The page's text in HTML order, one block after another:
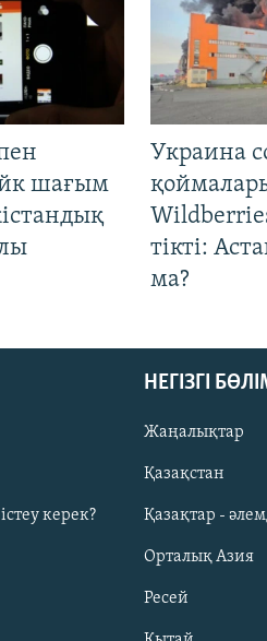
шағым
Украина
тікті:
ма?
керек?
НЕГІЗГІ
Жаңалықтар
Қазақстан
Қазақтар -
Орталық Азия
Ресей